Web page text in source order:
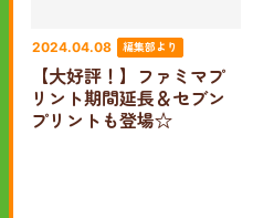
2024.04.08 編集部より
【大好評！】ファミマプ
リント期間延長＆セブン
プリントも登場☆